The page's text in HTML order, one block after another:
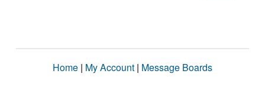
Home | My Account | Message Boards